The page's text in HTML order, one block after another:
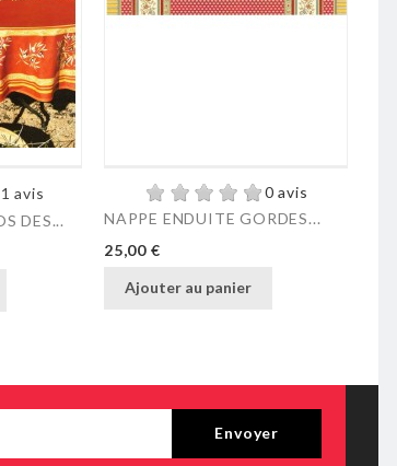
1 avis
DES...
0 avis
NAPPE ENDUITE GORDES...
Prix
25,00 €
Ajouter au panier